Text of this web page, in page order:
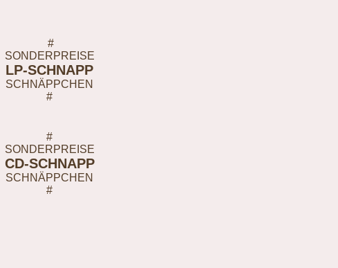
#
SONDERPREISE
LP-SCHNAPP
SCHNÄPPCHEN
#
#
SONDERPREISE
CD-SCHNAPP
SCHNÄPPCHEN
#